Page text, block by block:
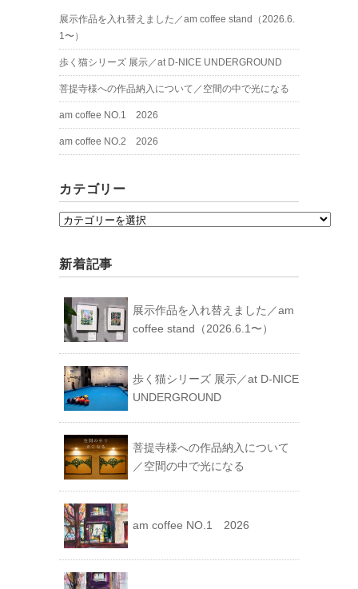
展示作品を入れ替えました／am coffee stand（2026.6.
1〜）
歩く猫シリーズ 展示／at D-NICE UNDERGROUND
菩提寺様への作品納入について／空間の中で光になる
am coffee NO.1 2026
am coffee NO.2 2026
カテゴリー
カ
ゴ
リ
ー
新着記事
展示作品を入れ替えました／am
coffee stand（2026.6.1〜）
歩く猫シリーズ 展示／at D-NICE
UNDERGROUND
菩提寺様への作品納入について
／空間の中で光になる
am coffee NO.1 2026